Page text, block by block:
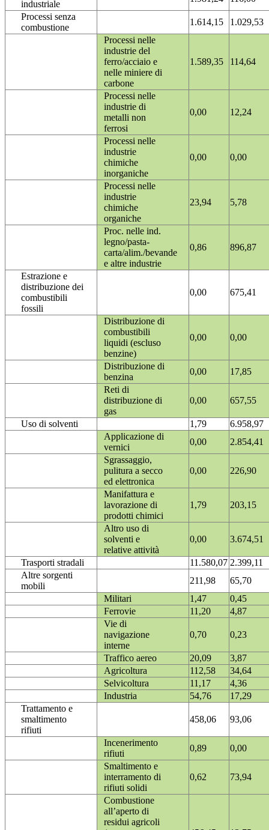
industriale
Processi senza
combustione
1.614,15
1.029,53
Processi nelle
industrie del
ferro/acciaio e
nelle miniere di
carbone
1.589,35 114,64
Processi nelle
industrie di
metalli non
ferrosi
0,00 12,24
Processi nelle
industrie
chimiche
inorganiche
0,00 0,00
Processi nelle
industrie
chimiche
organiche
23,94 5,78
Proc. nelle ind.
legno/pasta-
carta/alim./bevande
e altre industrie
0,86 896,87
Estrazione e
distribuzione dei
combustibili
fossili
0,00 675,41
Distribuzione di
combustibili
liquidi (escluso
benzine)
0,00 0,00
Distribuzione di
benzina
0,00
17,85
Reti di
distribuzione di
gas
0,00 657,55
Uso di solventi 1,79
6.958,97
Applicazione di
vernici
0,00
2.854,41
Sgrassaggio,
pulitura a secco
ed elettronica
0,00 226,90
Manifattura e
lavorazione di
prodotti chimici
1,79 203,15
Altro uso di
solventi e
relative attività
0,00 3.674,51
Trasporti stradali 11.580,07 2.399,11
Altre sorgenti
mobili
211,98
65,70
Militari
1,47
0,45
Ferrovie
11,20
4,87
Vie di
navigazione
interne
0,70 0,23
Traffico aereo 20,09
3,87
Agricoltura
112,58
34,64
Selvicoltura
11,17
4,36
Industria
54,76
17,29
Trattamento e
smaltimento
rifiuti
458,06 93,06
Incenerimento
rifiuti
0,89
0,00
Smaltimento e
interramento di
rifiuti solidi
0,62 73,94
Combustione
all’aperto di
residui agricoli